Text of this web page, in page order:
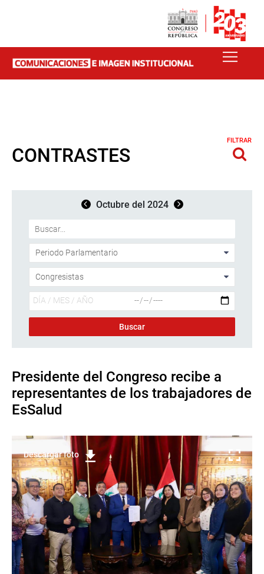
CONTRASTES
FILTRAR
Octubre del 2024
Presidente del Congreso recibe a
representantes de los trabajadores de
EsSalud
Descargar foto